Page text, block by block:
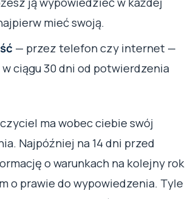
mieć swoją.
— przez telefon czy internet —
ciągu 30 dni od potwierdzenia
ma wobec ciebie swój
Najpóźniej na 14 dni przed
o warunkach na kolejny rok
o prawie do wypowiedzenia. Tyle